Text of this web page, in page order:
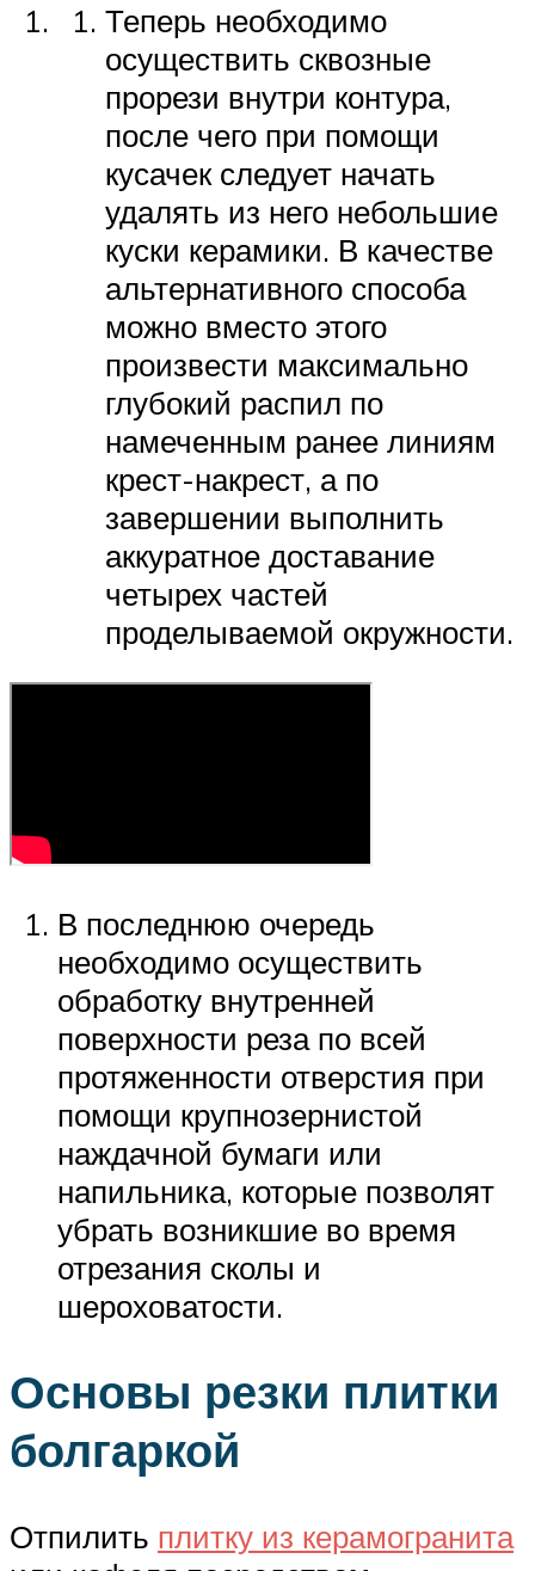
Теперь необходимо
осуществить сквозные
прорези внутри контура,
после чего при помощи
кусачек следует начать
удалять из него небольшие
куски керамики. В качестве
альтернативного способа
можно вместо этого
произвести максимально
глубокий распил по
намеченным ранее линиям
крест-накрест, а по
завершении выполнить
аккуратное доставание
четырех частей
проделываемой окружности.
В последнюю очередь
необходимо осуществить
обработку внутренней
поверхности реза по всей
протяженности отверстия при
помощи крупнозернистой
наждачной бумаги или
напильника, которые позволят
убрать возникшие во время
отрезания сколы и
шероховатости.
Основы резки плитки
болгаркой
Отпилить плитку из керамогранита